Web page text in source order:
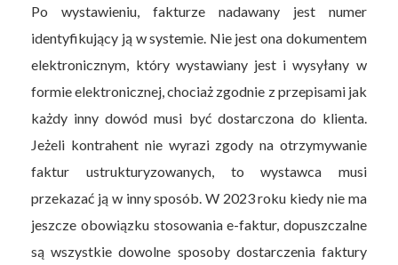
Po wystawieniu, fakturze nadawany jest numer
identyfikujący ją w systemie. Nie jest ona dokumentem
elektronicznym, który wystawiany jest i wysyłany w
formie elektronicznej, chociaż zgodnie z przepisami jak
każdy inny dowód musi być dostarczona do klienta.
Jeżeli kontrahent nie wyrazi zgody na otrzymywanie
faktur ustrukturyzowanych, to wystawca musi
przekazać ją w inny sposób. W 2023 roku kiedy nie ma
jeszcze obowiązku stosowania e-faktur, dopuszczalne
są wszystkie dowolne sposoby dostarczenia faktury